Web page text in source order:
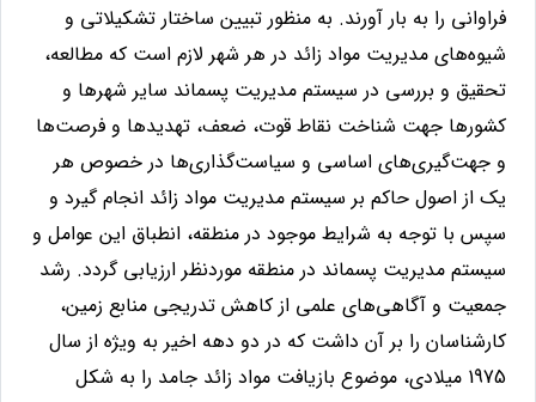
فراوانی را به بار آورند. به منظور تبیین ساختار تشکیلاتی و
شیوه‌های مدیریت مواد زائد در هر شهر لازم است که مطالعه،
تحقیق و بررسی در سیستم مدیریت پسماند سایر شهرها و
کشورها جهت شناخت نقاط قوت، ضعف، تهدیدها و فرصت‌ها
و جهت‌گیری‌های اساسی و سیاست‌گذاری‌ها در خصوص هر
یک از اصول حاکم بر سیستم مدیریت مواد زائد انجام گیرد و
سپس با توجه به شرایط موجود در منطقه، انطباق این عوامل و
سیستم مدیریت پسماند در منطقه موردنظر ارزیابی گردد. رشد
جمعیت و آگاهی‌های علمی از کاهش تدریجی منابع زمین،
کارشناسان را بر آن داشت که در دو دهه اخیر به ویژه از سال
1975 میلادی، موضوع بازیافت مواد زائد جامد را به شکل